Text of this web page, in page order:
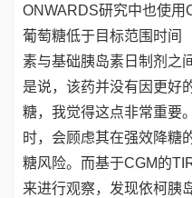
ONWARDS研究中也使用
葡萄糖低于目标范围时间
素与基础胰岛素日制剂之
是说，该药并没有因更好
糖，我觉得这点非常重要
时，会顾虑其在强效降糖
糖风险。而基于CGM的
来进行观察，发现依柯胰